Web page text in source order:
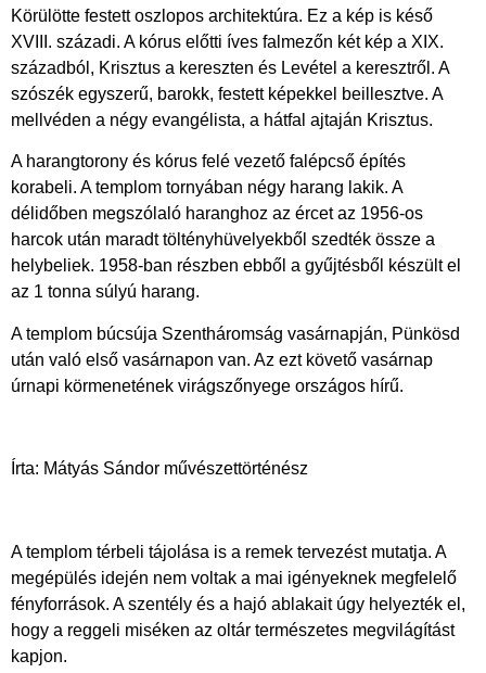
Körülötte festett oszlopos architektúra. Ez a kép is késő
XVIII. századi. A kórus előtti íves falmezőn két kép a XIX.
századból, Krisztus a kereszten és Levétel a keresztről. A
szószék egyszerű, barokk, festett képekkel beillesztve. A
mellvéden a négy evangélista, a hátfal ajtaján Krisztus.
A harangtorony és kórus felé vezető falépcső építés
korabeli. A templom tornyában négy harang lakik. A
délidőben megszólaló haranghoz az ércet az 1956-os
harcok után maradt töltényhüvelyekből szedték össze a
helybeliek. 1958-ban részben ebből a gyűjtésből készült el
az 1 tonna súlyú harang.
A templom búcsúja Szentháromság vasárnapján, Pünkösd
után való első vasárnapon van. Az ezt követő vasárnap
úrnapi körmenetének virágszőnyege országos hírű.
Írta: Mátyás Sándor művészettörténész
A templom térbeli tájolása is a remek tervezést mutatja. A
megépülés idején nem voltak a mai igényeknek megfelelő
fényforrások. A szentély és a hajó ablakait úgy helyezték el,
hogy a reggeli miséken az oltár természetes megvilágítást
kapjon.